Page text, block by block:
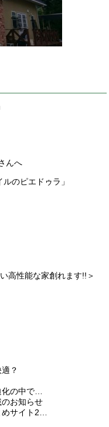
んへ
のピエドゥラ」
高性能な家創れます!!＞
？
家創りは？②
のお知らせ
ない高性能な家創れます!!＞